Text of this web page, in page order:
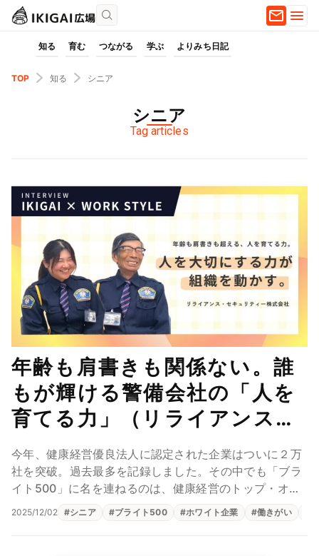
知る 育む つながる 学ぶ よりみち日記
TOP 知る シニア
シニア
Tag articles
年齢も肩書きも関係ない。誰
もが輝ける警備会社の「人を
育てる力」（リライアンス・
セキュリティー株式会社 有田
恭彰、森岡正美）
今年、健康経営優良法人に認定された企業はついに２万
社を突破。過去最多を記録しました。その中でも「ブラ
イト500」に名を連ねるのは、健康経営のトップ・オ
ブ・トップ。年々そのハードルは高まり、今回、警備
2025/12/02 #シニア #ブライト500 #ホワイト企業 #働きがい